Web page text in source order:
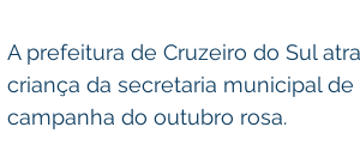
A prefeitura de Cruzeiro do Sul
criança da secretaria municipal
campanha do outubro rosa.